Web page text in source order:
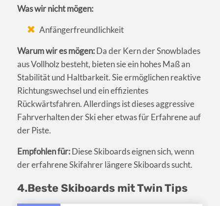
Was wir nicht mögen:
Anfängerfreundlichkeit
Warum wir es mögen:Da der Kern der Snowblades
aus Vollholz besteht, bieten sie ein hohes Maß an
Stabilität und Haltbarkeit. Sie ermöglichen reaktive
Richtungswechsel und ein effizientes
Rückwärtsfahren. Allerdings ist dieses aggressive
Fahrverhalten der Ski eher etwas für Erfahrene auf
der Piste.
Empfohlen für:Diese Skiboards eignen sich, wenn
der erfahrene Skifahrer längere Skiboards sucht.
4.Beste Skiboards mit Twin Tips